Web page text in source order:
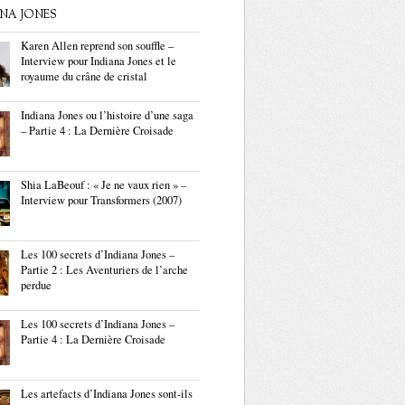
JONES
Karen Allen reprend son souffle –
Interview pour Indiana Jones et le
royaume du crâne de cristal
Indiana Jones ou l’histoire d’une saga
– Partie 4 : La Dernière Croisade
Shia LaBeouf : « Je ne vaux rien » –
Interview pour Transformers (2007)
Les 100 secrets d’Indiana Jones –
Partie 2 : Les Aventuriers de l’arche
perdue
Les 100 secrets d’Indiana Jones –
Partie 4 : La Dernière Croisade
Les artefacts d’Indiana Jones sont-ils